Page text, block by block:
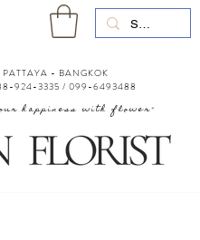
happiness with flower"
PATTAYA - BANGKOK
924-3335 / 099-6493488